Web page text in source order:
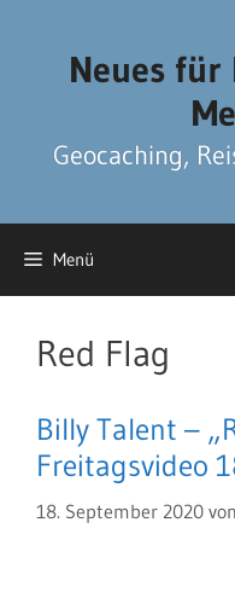
Neues
Geocaching,
Menü
Red Flag
Billy Talent –
Freitagsvideo
18. September 2020 von